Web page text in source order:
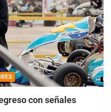
con señales